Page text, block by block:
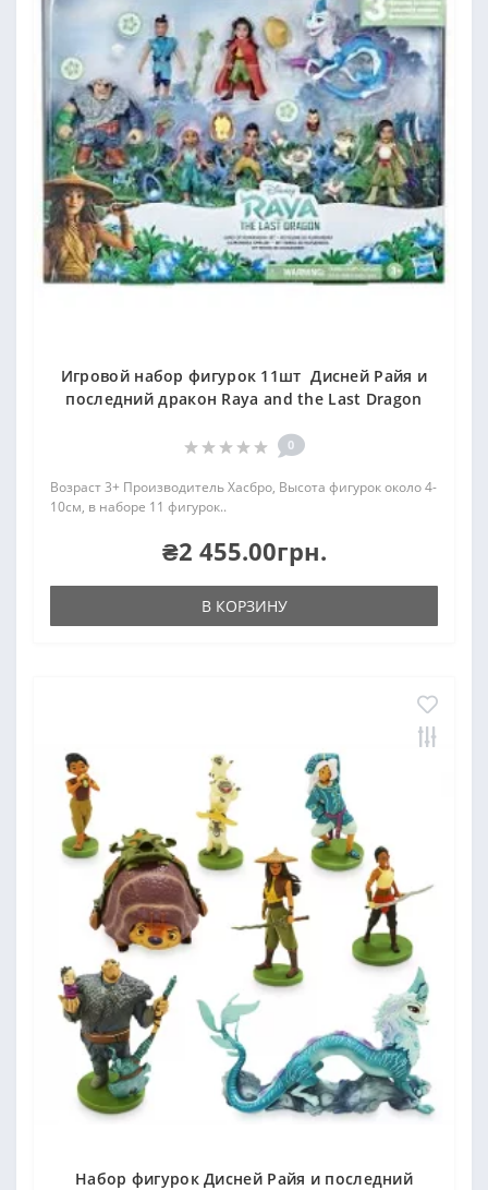
Игровой набор фигурок 11шт Дисней Райя и
последний дракон Raya and the Last Dragon
0
Возраст 3+ Производитель Хасбро, Высота фигурок около 4-
10см, в наборе 11 фигурок..
₴2 455.00грн.
В КОРЗИНУ
Набор фигурок Дисней Райя и последний